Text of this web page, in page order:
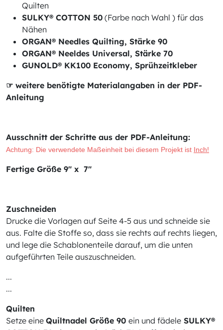
Quilten
SULKY® COTTON 50 (Farbe nach Wahl ) für das
Nähen
ORGAN® Needles Quilting, Stärke 90
ORGAN® Neeldes Universal, Stärke 70
GUNOLD® KK100 Economy, Sprühzeitkleber
☞ weitere benötigte Materialangaben in der PDF-
Anleitung
Ausschnitt der Schritte aus der PDF-Anleitung:
Achtung: Die verwendete Maßeinheit bei diesem Projekt ist Inch!
Fertige Größe 9" x 7"
Zuschneiden
Drucke die Vorlagen auf Seite 4-5 aus und schneide sie
aus. Falte die Stoffe so, dass sie rechts auf rechts liegen,
und lege die Schablonenteile darauf, um die unten
aufgeführten Teile auszuschneiden.
...
...
Quilten
Setze eine Quiltnadel Größe 90 ein und fädele SULKY®